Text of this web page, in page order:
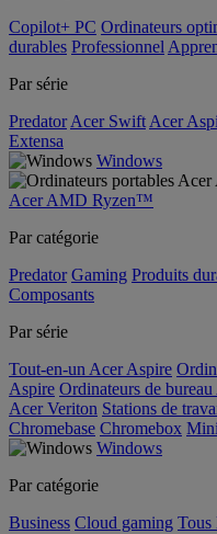
Copilot+ PC Ordinateurs
durables Professionnel
Par série
Predator Acer Swift Acer
Extensa
Windows
Acer AMD Ryzen™
Par catégorie
Predator Gaming Produits
Composants
Par série
Tout-en-un Acer Aspire
Aspire Ordinateurs de
Acer Veriton Stations de
Chromebase Chromebox
Windows
Par catégorie
Business Cloud gaming Tous